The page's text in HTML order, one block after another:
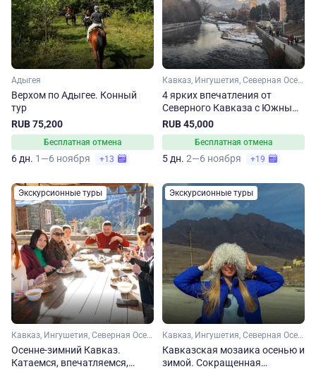
Адыгея
Верхом по Адыгее. Конный
тур
RUB 75,200
Бесплатная отмена
6 дн. 1—6 ноября +13
Кавказ, Ингушетия, Северная Осетия, Кабардино-Балкария, Чечня
4 ярких впечатления от
Северного Кавказа с Южным
горячим сердцем. Осенне-
зимний сокращенный тур
RUB 45,000
Бесплатная отмена
5 дн. 2—6 ноября +19
Экскурсионные туры
Кавказ, Ингушетия, Северная Осетия, Чечня
Осенне-зимний Кавказ.
Катаемся, впечатляемся,
Экскурсионные туры
Кавказ, Ингушетия, Северная Осетия, Чечня, Дагестан, Кабардино-Балкария
Кавказская мозаика осенью и
зимой. Сокращенная